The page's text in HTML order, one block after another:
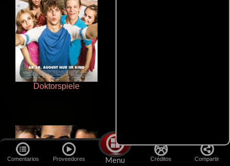
Comentarios Proveedores Menu Créditos Compartir
Doktorspiele